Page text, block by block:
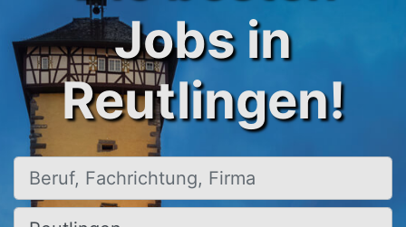
Jobs in
Reutlingen!
Beruf, Fachrichtung, Firma
Ort, Stadt